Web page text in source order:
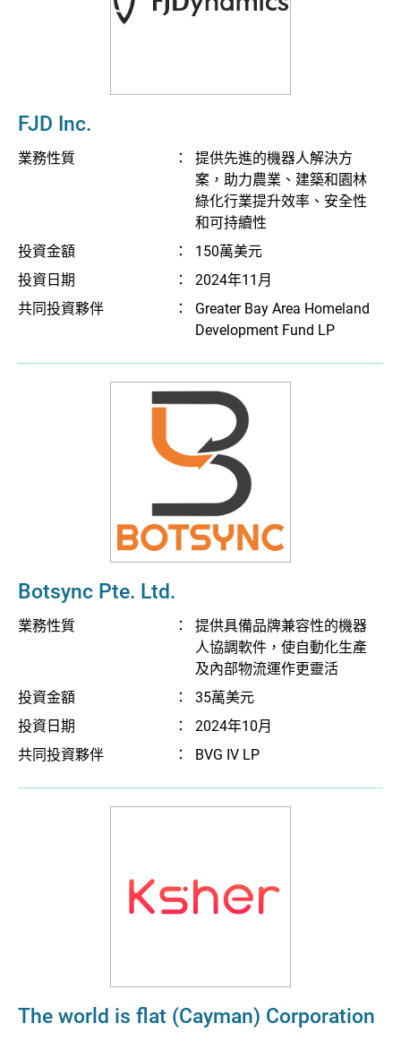
FJD Inc.
業務性質 ：
提供先進的機器人解決方
案，助力農業、建築和園林
綠化行業提升效率、安全性
和可持續性
投資金額
：
150萬美元
投資日期
：
2024年11月
共同投資夥伴
：
Greater Bay Area Homeland
Development Fund LP
Botsync Pte. Ltd.
業務性質 ：
提供具備品牌兼容性的機器
人協調軟件，使自動化生產
及內部物流運作更靈活
投資金額
：
35萬美元
投資日期
：
2024年10月
共同投資夥伴
： BVG IV LP
The world is flat (Cayman) Corporation